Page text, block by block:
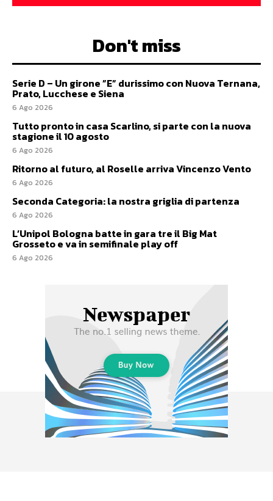
Don't miss
Serie D – Un girone ”E” durissimo con Nuova Ternana,
Prato, Lucchese e Siena
6 Ago 2026
Tutto pronto in casa Scarlino, si parte con la nuova
stagione il 10 agosto
6 Ago 2026
Ritorno al futuro, al Roselle arriva Vincenzo Vento
6 Ago 2026
Seconda Categoria: la nostra griglia di partenza
6 Ago 2026
L’Unipol Bologna batte in gara tre il Big Mat
Grosseto e va in semifinale play off
6 Ago 2026